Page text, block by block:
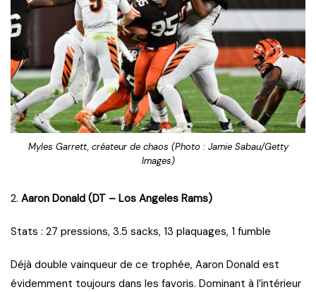
Myles Garrett, créateur de chaos (Photo : Jamie Sabau/Getty
Images)
2. Aaron Donald (DT – Los Angeles Rams)
Stats : 27 pressions, 3.5 sacks, 13 plaquages, 1 fumble
Déjà double vainqueur de ce trophée, Aaron Donald est
évidemment toujours dans les favoris. Dominant à l’intérieur